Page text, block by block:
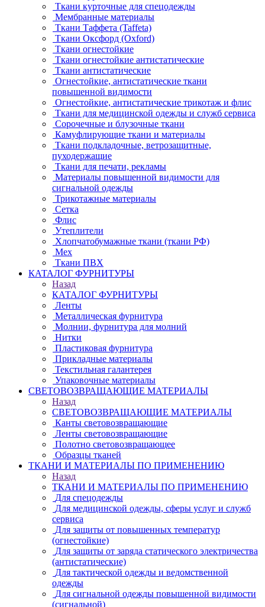
Ткани курточные для спецодежды
Мембранные материалы
Ткани Таффета (Taffeta)
Ткани Оксфорд (Oxford)
Ткани огнестойкие
Ткани огнестойкие антистатические
Ткани антистатические
Огнестойкие, антистатические ткани
повышенной видимости
Огнестойкие, антистатические трикотаж и флис
Ткани для медицинской одежды и служб сервиса
Сорочечные и блузочные ткани
Камуфлирующие ткани и материалы
Ткани подкладочные, ветрозащитные,
пуходержащие
Ткани для печати, рекламы
Материалы повышенной видимости для
сигнальной одежды
Трикотажные материалы
Сетка
Флис
Утеплители
Хлопчатобумажные ткани (ткани РФ)
Мех
Ткани ПВХ
КАТАЛОГ ФУРНИТУРЫ
Назад
КАТАЛОГ ФУРНИТУРЫ
Ленты
Металлическая фурнитура
Молнии, фурнитура для молний
Нитки
Пластиковая фурнитура
Прикладные материалы
Текстильная галантерея
Упаковочные материалы
СВЕТОВОЗВРАЩАЮЩИЕ МАТЕРИАЛЫ
Назад
СВЕТОВОЗВРАЩАЮЩИЕ МАТЕРИАЛЫ
Канты световозвращающие
Ленты световозвращающие
Полотно световозвращающее
Образцы тканей
ТКАНИ И МАТЕРИАЛЫ ПО ПРИМЕНЕНИЮ
Назад
ТКАНИ И МАТЕРИАЛЫ ПО ПРИМЕНЕНИЮ
Для спецодежды
Для медицинской одежды, сферы услуг и служб
сервиса
Для защиты от повышенных температур
(огнестойкие)
Для защиты от заряда статического электричества
(антистатические)
Для тактической одежды и ведомственной
одежды
Для сигнальной одежды повышенной видимости
(сигнальной)